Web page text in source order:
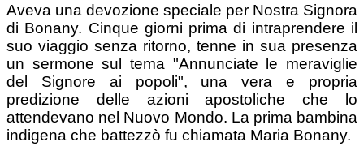
Aveva una devozione speciale per Nostra Signora
di Bonany. Cinque giorni prima di intraprendere il
suo viaggio senza ritorno, tenne in sua presenza
un sermone sul tema "Annunciate le meraviglie
del Signore ai popoli", una vera e propria
predizione delle azioni apostoliche che lo
attendevano nel Nuovo Mondo. La prima bambina
indigena che battezzò fu chiamata Maria Bonany.